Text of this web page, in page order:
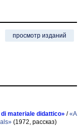
просмотр изданий
materiale didattico» /«A
(1972, рассказ)